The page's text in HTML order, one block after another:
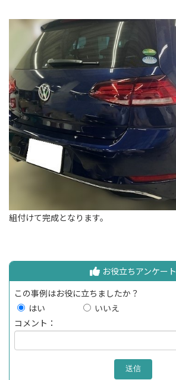
組付けて完成となります。
お役立ちアンケート
この事例はお役に立ちましたか？
はい
いいえ
コメント：